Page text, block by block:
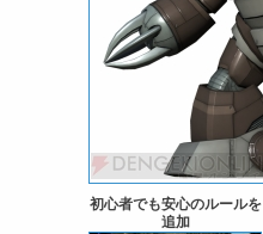
初心者でも安心のルールを
追加